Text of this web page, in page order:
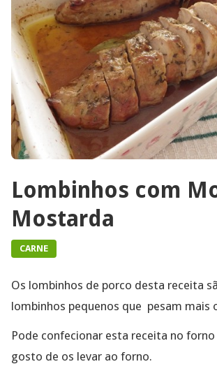
Lombinhos com
Mostarda
CARNE
Os lombinhos de porco desta receita
lombinhos pequenos que pesam mais
Pode confecionar esta receita no forno
gosto de os levar ao forno.